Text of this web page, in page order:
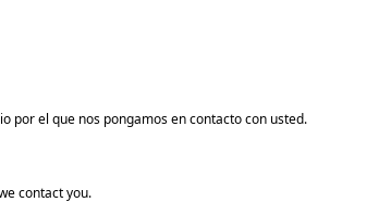
por el que nos pongamos en contacto con usted.
contact you.